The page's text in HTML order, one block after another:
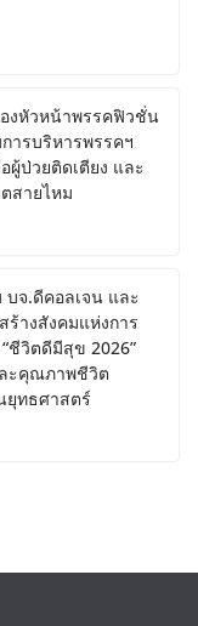
องหัวหน้าพรรคฟิวชั่น
ารบริหารพรรคฯ
ผู้ป่วยติดเตียง และ
สายไหม
บจ.ดีคอลเจน และ
ร้างสังคมแห่งการ
ชีวิตดีมีสุข 2026”
ะคุณภาพชีวิต
ยุทธศาสตร์